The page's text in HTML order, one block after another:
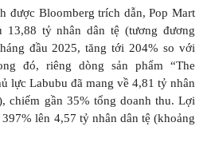
được Bloomberg trích dẫn, Pop Mart
13,88 tỷ nhân dân tệ (tương đương
đầu 2025, tăng tới 204% so với
đó, riêng dòng sản phẩm “The
lực Labubu đã mang về 4,81 tỷ nhân
chiếm gần 35% tổng doanh thu. Lợi
lên 4,57 tỷ nhân dân tệ (khoảng